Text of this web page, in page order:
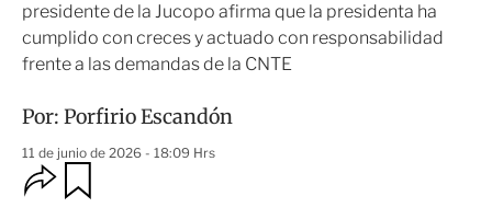
presidente de la Jucopo afirma que la presidenta ha
cumplido con creces y actuado con responsabilidad
frente a las demandas de la CNTE
Por: Porfirio Escandón
11 de junio de 2026 - 18:09 Hrs
O
p